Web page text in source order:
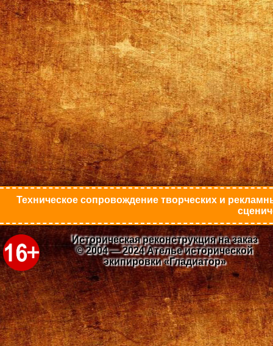
Техническое сопровождение творческих и
Историческая реконструкция на заказ
© 2004 — 2024 Ателье исторической
экипировки «Гладиатор»